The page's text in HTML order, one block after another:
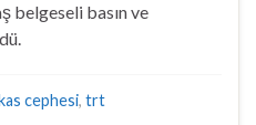
belgeseli basın ve
cephesi, trt